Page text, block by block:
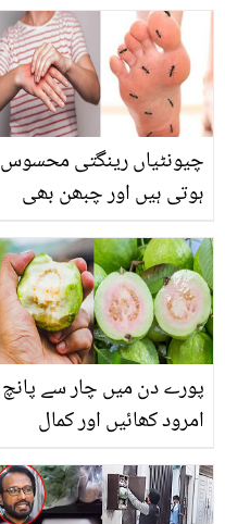
کے نانا نے پانچویں شادی
کرلی
چیونٹیاں رینگتی محسوس
ہوتی ہیں اور چبھن بھی
ہوتا ہے؟ جانیں اس تکلیف
کو کم کرنے کے طریقے
پورے دن میں چار سے پانچ
امرود کھائیں اور کمال
فوائد